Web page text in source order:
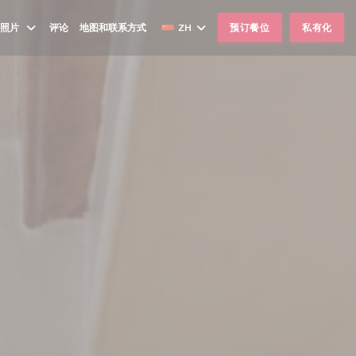
照片 评论 地图和联系方式 ZH 预订餐位 私有化